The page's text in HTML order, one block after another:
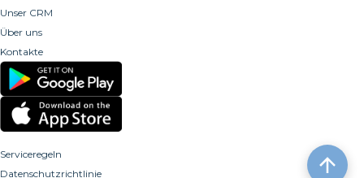
Unser CRM
Über uns
Kontakte
Serviceregeln
Datenschutzrichtlinie